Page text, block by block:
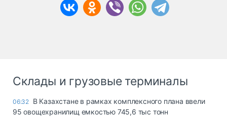
Склады и грузовые терминалы
06:32 В Казахстане в рамках комплексного плана ввели
95 овощехранилищ емкостью 745,6 тыс тонн